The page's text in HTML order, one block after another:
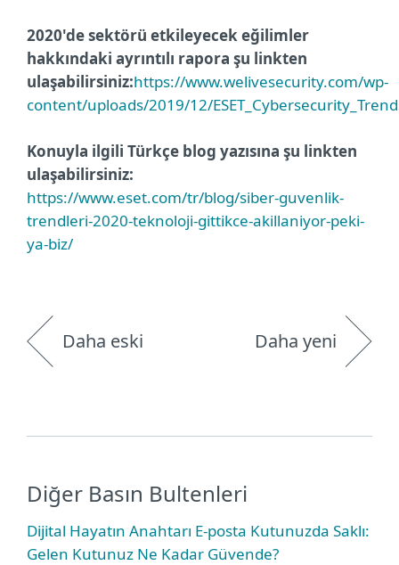
2020'de sektörü etkileyecek eğilimler
hakkındaki ayrıntılı rapora şu linkten
ulaşabilirsiniz:https://www.welivesecurity.com/wp-
content/uploads/2019/12/
Konuyla ilgili Türkçe blog yazısına şu linkten
ulaşabilirsiniz:
https://www.eset.com/tr/blog/siber-guvenlik-
trendleri-2020-teknoloji-gittikce-akillaniyor-peki-
ya-biz/
Daha eski Daha yeni
Diğer Basın Bultenleri
Dijital Hayatın Anahtarı E-posta Kutunuzda Saklı:
Gelen Kutunuz Ne Kadar Güvende?